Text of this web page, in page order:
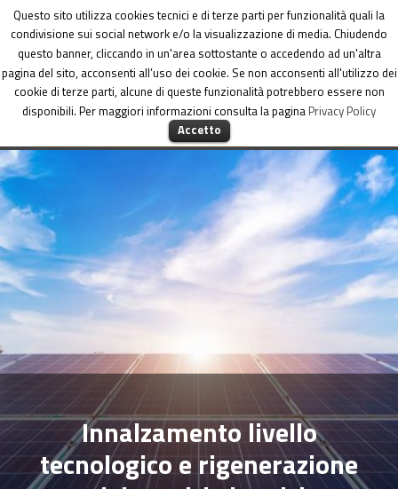
Dipartimento per le Politiche di coesione
Innalzamento livello
tecnologico e rigenerazione
Questo sito utilizza cookies tecnici e di terze parti per funzionalità quali la
condivisione sui social network e/o la visualizzazione di media. Chiudendo
questo banner, cliccando in un'area sottostante o accedendo ad un'altra
pagina del sito, acconsenti all’uso dei cookie. Se non acconsenti all'utilizzo dei
cookie di terze parti, alcune di queste funzionalità potrebbero essere non
disponibili. Per maggiori informazioni consulta la pagina Privacy Policy
Accetto